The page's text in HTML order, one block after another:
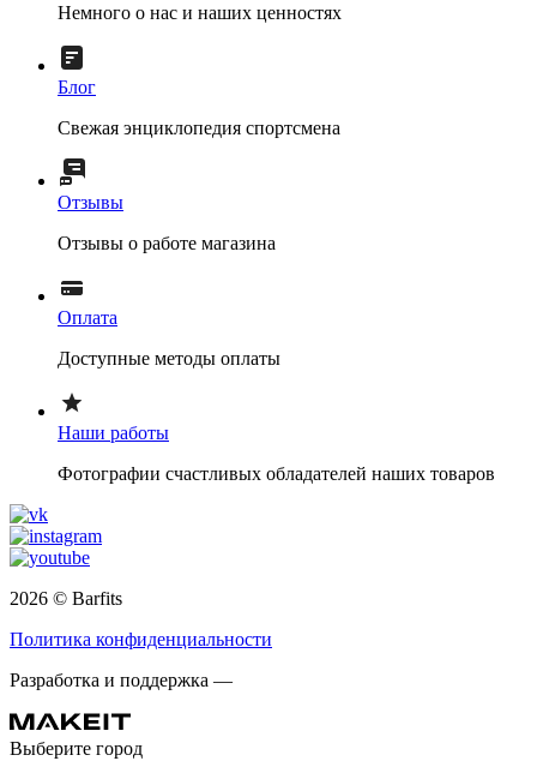
Немного о нас и наших ценностях
Блог
Свежая энциклопедия спортсмена
Отзывы
Отзывы о работе магазина
Оплата
Доступные методы оплаты
Наши работы
Фотографии счастливых обладателей наших товаров
2026 © Barfits
Политика конфиденциальности
Разработка и поддержка —
Выберите город